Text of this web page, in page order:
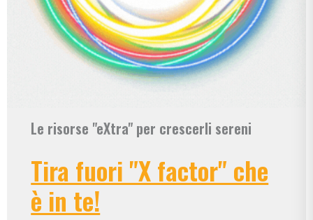
Le risorse "eXtra" per crescerli sereni
Tira fuori "X factor" che
è in te!